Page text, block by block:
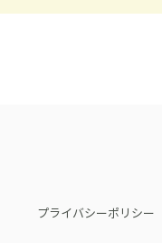
プライバシーポリシー